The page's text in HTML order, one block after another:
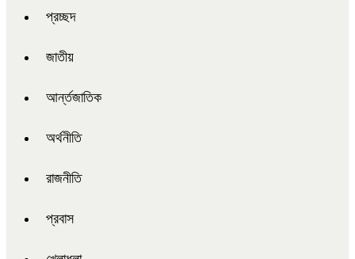
প্রচ্ছদ
জাতীয়
আর্ন্তজাতিক
অর্থনীতি
রাজনীতি
প্রবাস